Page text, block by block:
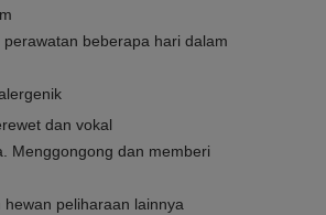
beberapa hari dalam
dan vokal
Menggongong dan memberi
hewan peliharaan lainnya